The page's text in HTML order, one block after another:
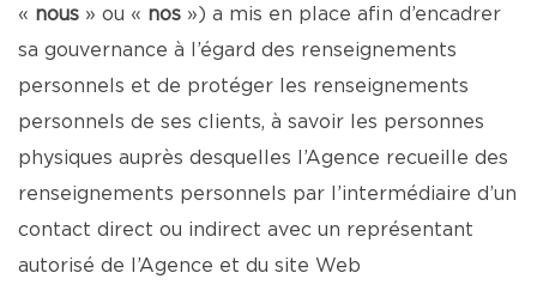
« nous » ou « nos ») a mis en place afin d’encadrer
sa gouvernance à l’égard des renseignements
personnels et de protéger les renseignements
personnels de ses clients, à savoir les personnes
physiques auprès desquelles l’Agence recueille des
renseignements personnels par l’intermédiaire d’un
contact direct ou indirect avec un représentant
autorisé de l’Agence et du site Web